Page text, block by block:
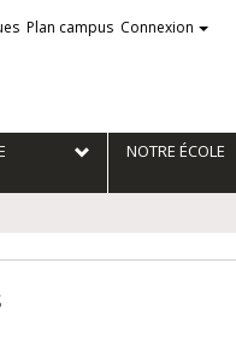
Plan campus Connexion
NOTRE ÉCOLE